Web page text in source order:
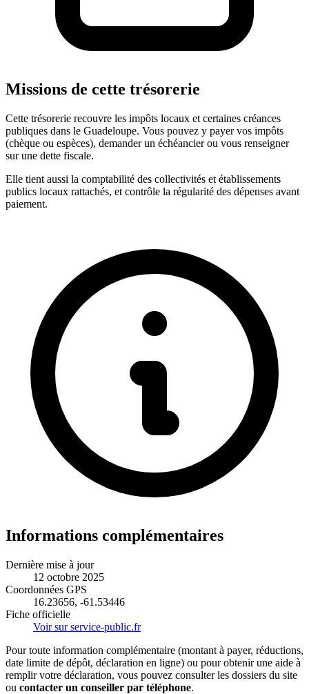
Missions de cette trésorerie
Cette trésorerie recouvre les impôts locaux et certaines créances
publiques dans le Guadeloupe. Vous pouvez y payer vos impôts
(chèque ou espèces), demander un échéancier ou vous renseigner
sur une dette fiscale.
Elle tient aussi la comptabilité des collectivités et établissements
publics locaux rattachés, et contrôle la régularité des dépenses avant
paiement.
Informations complémentaires
Dernière mise à jour
12 octobre 2025
Coordonnées GPS
16.23656, -61.53446
Fiche officielle
Voir sur service-public.fr
Pour toute information complémentaire (montant à payer, réductions,
date limite de dépôt, déclaration en ligne) ou pour obtenir une aide à
remplir votre déclaration, vous pouvez consulter les dossiers du site
ou contacter un conseiller par téléphone.